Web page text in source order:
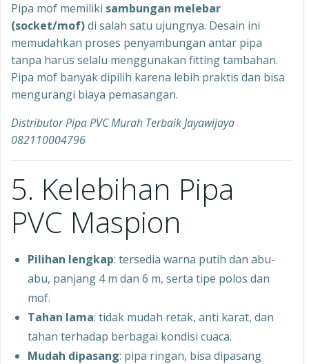
Pipa mof memiliki sambungan melebar
(socket/mof)di salah satu ujungnya. Desain ini
memudahkan proses penyambungan antar pipa
tanpa harus selalu menggunakan fitting tambahan.
Pipa mof banyak dipilih karena lebih praktis dan bisa
mengurangi biaya pemasangan.
Distributor Pipa PVC Murah Terbaik Jayawijaya
082110004796
5. Kelebihan Pipa
PVC Maspion
Pilihan lengkap: tersedia warna putih dan abu-
abu, panjang 4 m dan 6 m, serta tipe polos dan
mof.
Tahan lama: tidak mudah retak, anti karat, dan
tahan terhadap berbagai kondisi cuaca.
Mudah dipasang: pipa ringan, bisa dipasang